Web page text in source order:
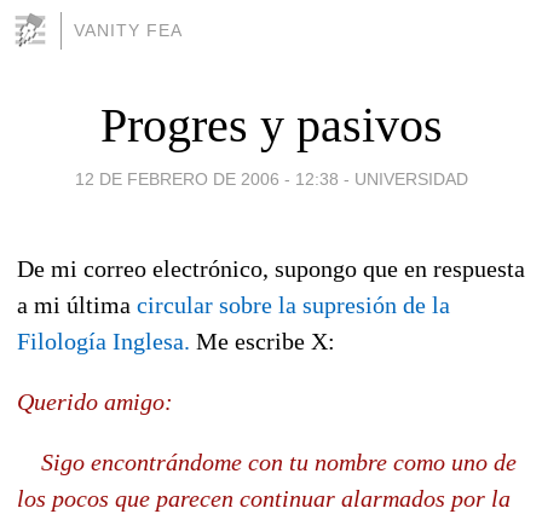
VANITY FEA
Progres y pasivos
12 DE FEBRERO DE 2006 - 12:38 - UNIVERSIDAD
De mi correo electrónico, supongo que en respuesta
a mi última circular sobre la supresión de la
Filología Inglesa. Me escribe X:
Querido amigo:
Sigo encontrándome con tu nombre como uno de
los pocos que parecen continuar alarmados por la